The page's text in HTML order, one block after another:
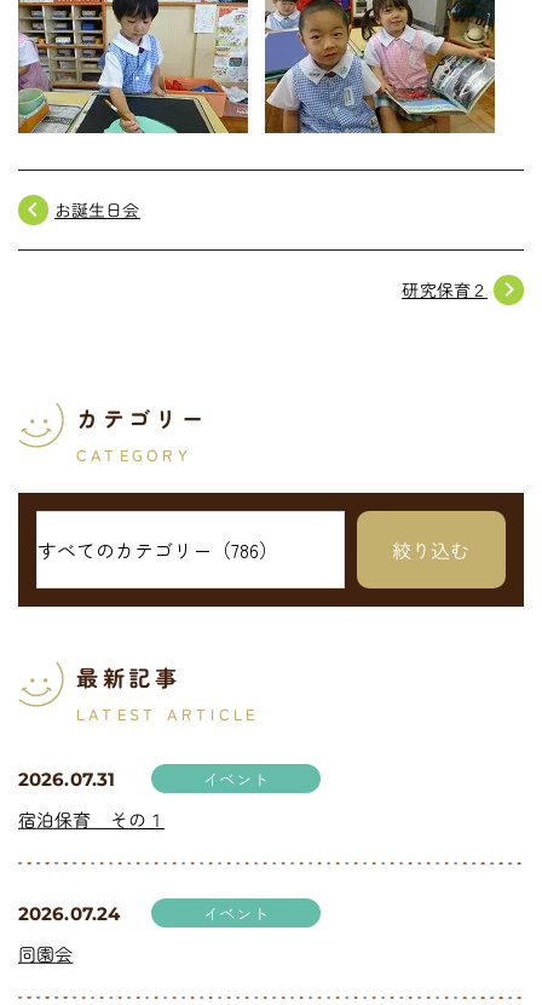
navigate_before お誕生日会
navigate_next
研究保育２
カテゴリー
CATEGORY
最新記事
LATEST ARTICLE
2026.07.31 イベント
宿泊保育 その１
2026.07.24 イベント
同園会